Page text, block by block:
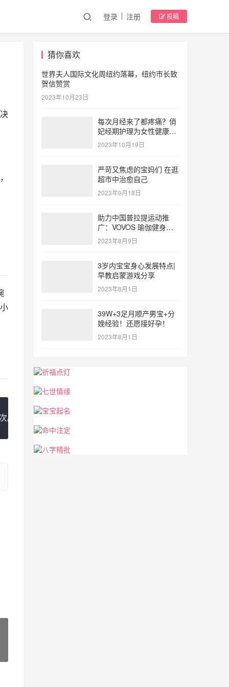
登录 注册 投稿
应该就可以了。我怀孕的时候就是这样做的，很灵的。你
猜你喜欢
世界夫人国际文化周纽约落幕，纽约市长致
贺信赞赏
2023年10月23日
每次月经来了都疼痛？俏
妃经期护理为女性健康护
航
2023年10月19日
严苛又焦虑的宝妈们 在逛
超市中治愈自己
2023年9月18日
助力中国普拉提运动推
广：VOVOS 瑜伽健身服
参与北体大专业普拉提教
练培训
2023年8月9日
3岁内宝宝身心发展特点|
早教启蒙游戏分享
2023年8月1日
39W+3足月顺产男宝+分
娩经验！还愿接好孕！
2023年8月1日